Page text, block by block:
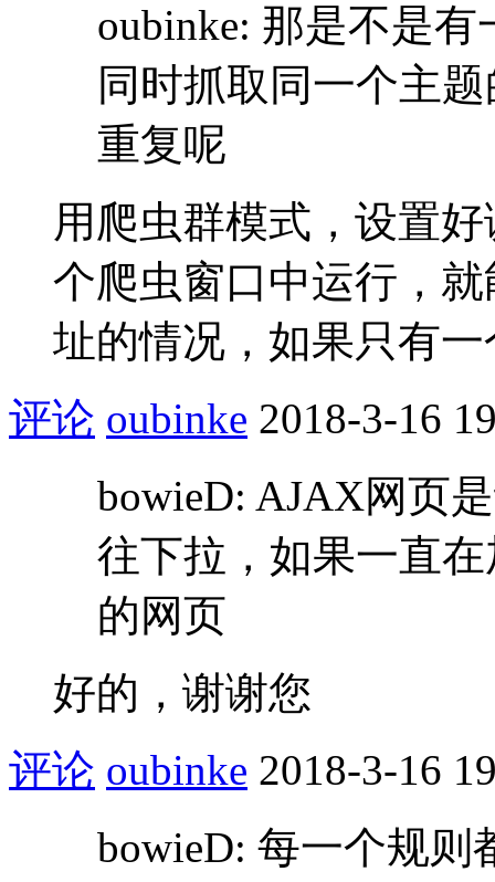
oubinke: 那是不是
同时抓取同一个主
重复呢
用爬虫群模式，设置
个爬虫窗口中运行，
址的情况，如果只有
评论 oubinke 2018-3-16
bowieD: AJAX网页
往下拉，如果一直
的网页
好的，谢谢您
评论 oubinke 2018-3-16
bowieD: 每一个规